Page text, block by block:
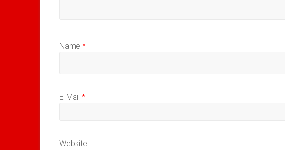
Name *
E-Mail *
Website